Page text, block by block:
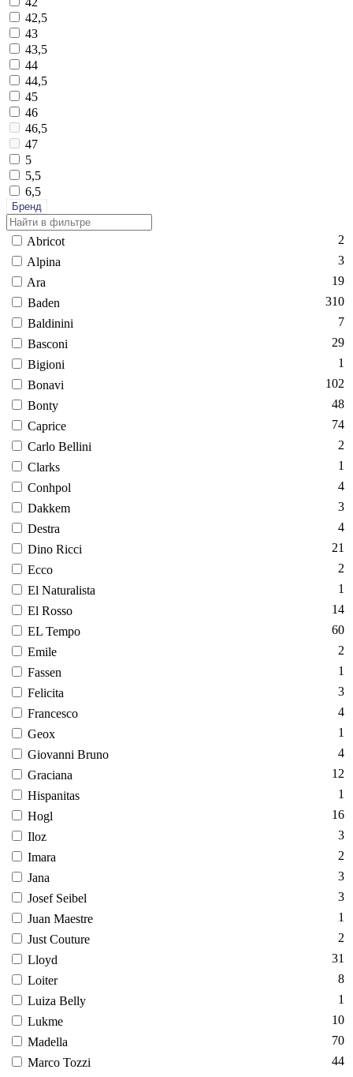
42,5
43
43,5
44
44,5
45
46
46,5
47
5
5,5
6,5
Бренд
Ab­ri­cot
2
Al­pi­na
3
Ara
19
Ba­den
310
Bal­di­nini
7
Bas­co­ni
29
Bi­gi­oni
1
Bo­navi
102
Bon­ty
48
Cap­ri­ce
74
Car­lo Bel­li­ni
2
Clarks
1
Conh­pol
4
Dak­kem
3
Dest­ra
4
Di­no Ric­ci
21
Ec­co
2
El Na­tura­lis­ta
1
El Ros­so
14
EL Tem­po
60
Emi­le
2
Fas­sen
1
Fe­lici­ta
3
Fran­cesco
4
Ge­ox
1
Gi­ovan­ni Bru­no
4
Gra­ci­ana
12
His­pa­nitas
1
Hogl
16
Iloz
3
Ima­ra
2
Ja­na
3
Jo­sef Se­ibel
3
Ju­an Ma­est­re
1
Just Co­utu­re
2
Llo­yd
31
Lo­iter
8
Lu­iza Bel­ly
1
Luk­me
10
Ma­del­la
70
Mar­co Toz­zi
44